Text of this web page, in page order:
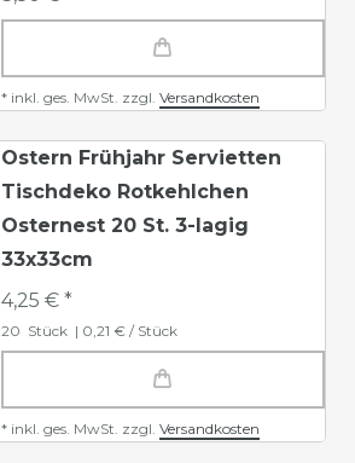
* inkl. ges. MwSt. zzgl. Versandkosten
Ostern Frühjahr Servietten
Tischdeko Rotkehlchen
Osternest 20 St. 3-lagig
33x33cm
4,25 € *
20 Stück | 0,21 € / Stück
* inkl. ges. MwSt. zzgl. Versandkosten